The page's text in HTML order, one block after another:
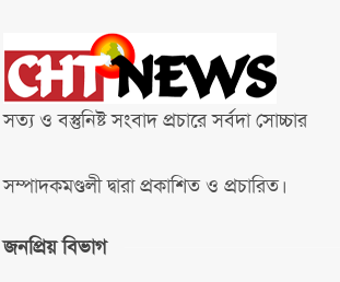
সত্য ও বস্তুনিষ্ট সংবাদ প্রচারে সর্বদা সোচ্চার
সম্পাদকমণ্ডলী দ্বারা প্রকাশিত ও প্রচারিত।
জনপ্রিয় বিভাগ